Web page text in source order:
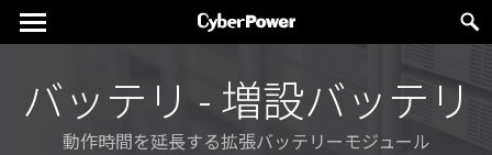
バッテリ - 増設バッテリ
動作時間を延長する拡張バッテリーモジュール